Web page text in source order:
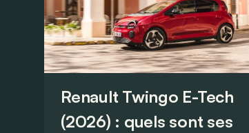
Renault Twingo E-Tech
(2026) : quels sont ses